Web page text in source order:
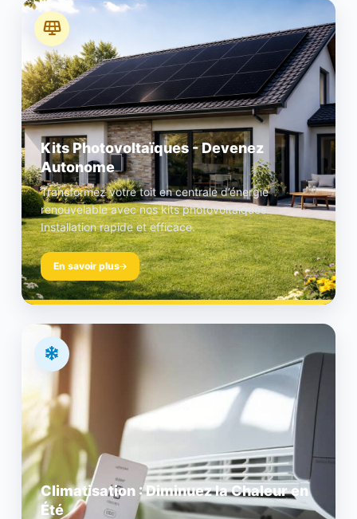
Kits Photovoltaïques - Devenez
Autonome
Transformez votre toit en centrale d’énergie
renouvelable avec nos kits photovoltaïques.
Installation rapide et efficace.
En savoir plus
Climatisation : Diminuez la Chaleur en
Été